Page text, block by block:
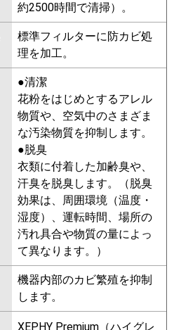
約2500時間で清掃）。
標準フィルターに防カビ処
理を加工。
●清潔
花粉をはじめとするアレル
物質や、空気中のさまざま
な汚染物質を抑制します。
●脱臭
衣類に付着した加齢臭や、
汗臭を脱臭します。（脱臭
効果は、周囲環境（温度・
湿度）、運転時間、場所の
汚れ具合や物質の量によっ
て異なります。）
機器内部のカビ繁殖を抑制
します。
XEPHY Premium（ハイグレ